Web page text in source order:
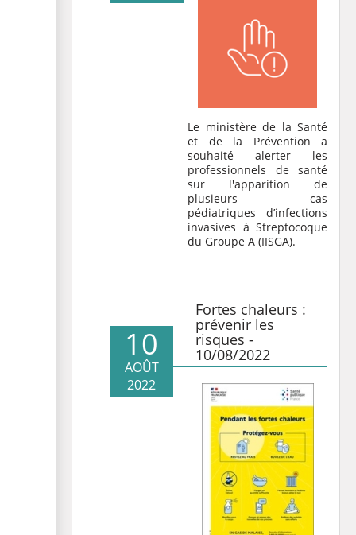
Le ministère de la Santé
et de la Prévention a
souhaité alerter les
professionnels de santé
sur l'apparition de
plusieurs cas
pédiatriques d’infections
invasives à Streptocoque
du Groupe A (IISGA).
Fortes chaleurs :
prévenir les
risques -
10/08/2022
10
AOÛT
2022